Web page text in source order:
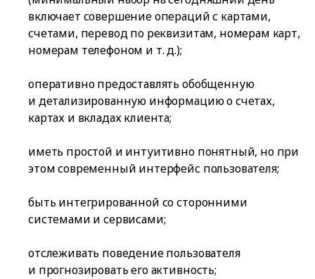
включает совершение операций с картами,
счетами, перевод по реквизитам, номерам карт,
номерам телефоном и т. д.);
оперативно предоставлять обобщенную
и детализированную информацию о счетах,
картах и вкладах клиента;
иметь простой и интуитивно понятный, но при
этом современный интерфейс пользователя;
быть интегрированной со сторонними
системами и сервисами;
отслеживать поведение пользователя
и прогнозировать его активность;